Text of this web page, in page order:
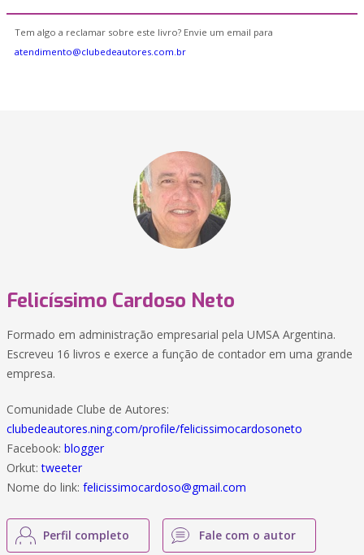
Tem algo a reclamar sobre este livro? Envie um email para
atendimento@clubedeautores.com.br
Felicíssimo Cardoso Neto
Formado em administração empresarial pela UMSA Argentina.
Escreveu 16 livros e exerce a função de contador em uma grande
empresa.
Comunidade Clube de Autores:
clubedeautores.ning.com/profile/felicissimocardosoneto
Facebook: blogger
Orkut:tweeter
Nome do link: felicissimocardoso@gmail.com
Perfil completo Fale com o autor